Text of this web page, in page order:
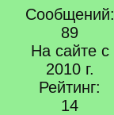
Сообщений:
89
На сайте с
2010 г.
Рейтинг:
14